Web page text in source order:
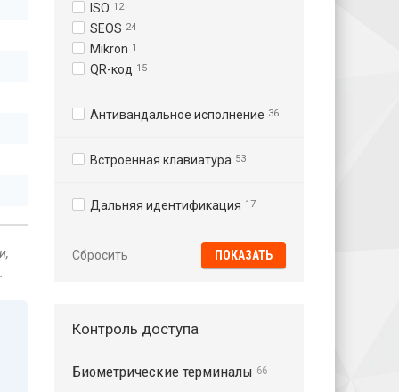
ISO 12
SEOS 24
Mikron 1
QR-код 15
Антивандальное исполнение 36
Встроенная клавиатура 53
Дальняя идентификация 17
Сбросить
Контроль доступа
Биометрические терминалы 66